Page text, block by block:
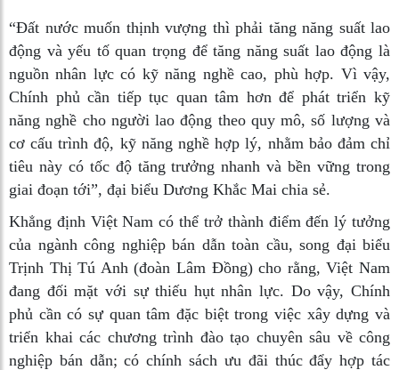
“Đất nước muốn thịnh vượng thì phải tăng năng suất lao
động và yếu tố quan trọng để tăng năng suất lao động là
nguồn nhân lực có kỹ năng nghề cao, phù hợp. Vì vậy,
Chính phủ cần tiếp tục quan tâm hơn để phát triển kỹ
năng nghề cho người lao động theo quy mô, số lượng và
cơ cấu trình độ, kỹ năng nghề hợp lý, nhằm bảo đảm chỉ
tiêu này có tốc độ tăng trưởng nhanh và bền vững trong
giai đoạn tới”, đại biểu Dương Khắc Mai chia sẻ.
Khẳng định Việt Nam có thể trở thành điểm đến lý tưởng
của ngành công nghiệp bán dẫn toàn cầu, song đại biểu
Trịnh Thị Tú Anh (đoàn Lâm Đồng) cho rằng, Việt Nam
đang đối mặt với sự thiếu hụt nhân lực. Do vậy, Chính
phủ cần có sự quan tâm đặc biệt trong việc xây dựng và
triển khai các chương trình đào tạo chuyên sâu về công
nghiệp bán dẫn; có chính sách ưu đãi thúc đẩy hợp tác